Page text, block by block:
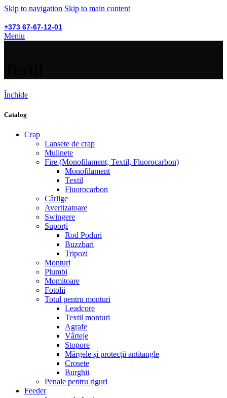
Skip to navigation Skip to main content
+373 67-67-12-01
Meniu
Închide
Catalog
Crap
Lansete de crap
Mulinete
Fire (Monofilament, Textil, Fluorocarbon)
Monofilament
Textil
Fluorocarbon
Cârlige
Avertizatoare
Swingere
Suporți
Rod Poduri
Buzzbari
Tripozi
Monturi
Plumbi
Momitoare
Fotolii
Totul pentru monturi
Leadcore
Textil monturi
Agrafe
Vârteje
Stopore
Mărgele și protecții antitangle
Crosete
Burghii
Penale pentru riguri
Feeder